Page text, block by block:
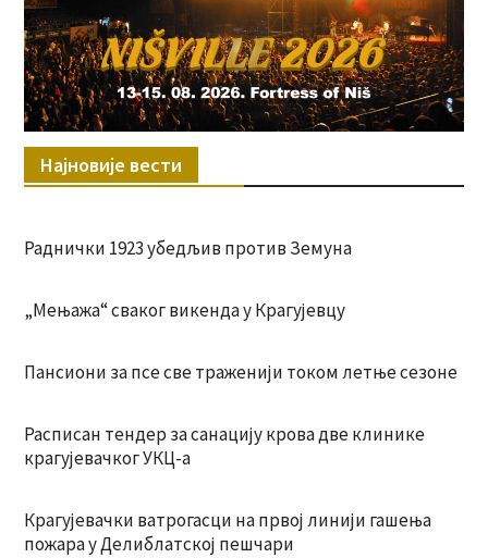
Најновије вести
Раднички 1923 убедљив против Земуна
„Мењажа“ сваког викенда у Крагујевцу
Пансиони за псе све траженији током летње сезоне
Расписан тендер за санацију крова две клинике
крагујевачког УКЦ-а
Крагујевачки ватрогасци на првој линији гашења
пожара у Делиблатској пешчари